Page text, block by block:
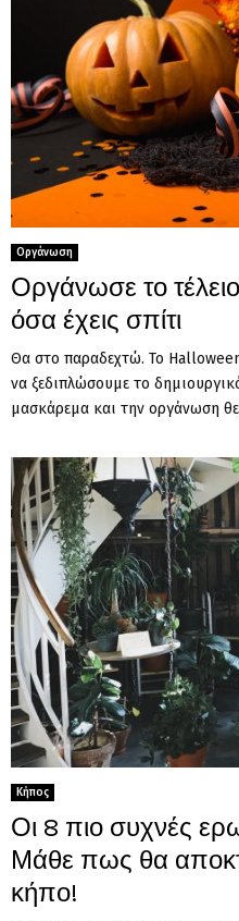
Οργάνωση
Οργάνωσε το
όσα έχεις σπίτι
Θα στο παραδεχτώ. Το Halloween
να ξεδιπλώσουμε το
μασκάρεμα και την οργάνωση
Κήπος
Οι 8 πιο συχνές
Μάθε πως θα
κήπο!